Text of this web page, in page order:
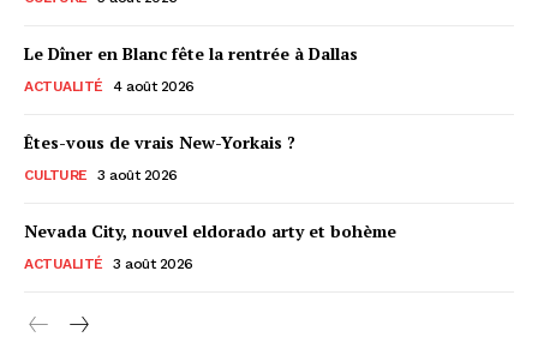
Le Dîner en Blanc fête la rentrée à Dallas
ACTUALITÉ 4 août 2026
Êtes-vous de vrais New-Yorkais ?
CULTURE 3 août 2026
Nevada City, nouvel eldorado arty et bohème
ACTUALITÉ 3 août 2026